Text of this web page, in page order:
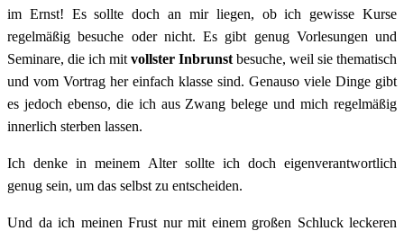
im Ernst! Es sollte doch an mir liegen, ob ich gewisse Kurse
regelmäßig besuche oder nicht. Es gibt genug Vorlesungen und
Seminare, die ich mit vollster Inbrunst besuche, weil sie thematisch
und vom Vortrag her einfach klasse sind. Genauso viele Dinge gibt
es jedoch ebenso, die ich aus Zwang belege und mich regelmäßig
innerlich sterben lassen.
Ich denke in meinem Alter sollte ich doch eigenverantwortlich
genug sein, um das selbst zu entscheiden.
Und da ich meinen Frust nur mit einem großen Schluck leckeren